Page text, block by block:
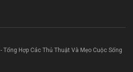
- Tổng Hợp Các Thủ Thuật Và Mẹo Cuộc Sống